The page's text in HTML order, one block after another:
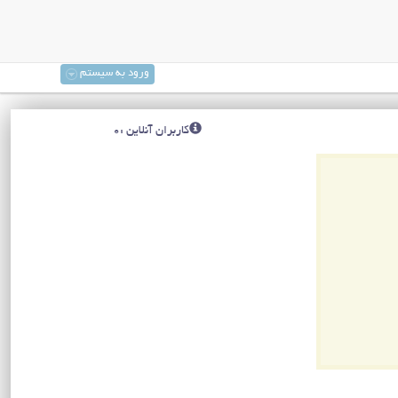
ورود به سیستم
کاربران آنلاین :0